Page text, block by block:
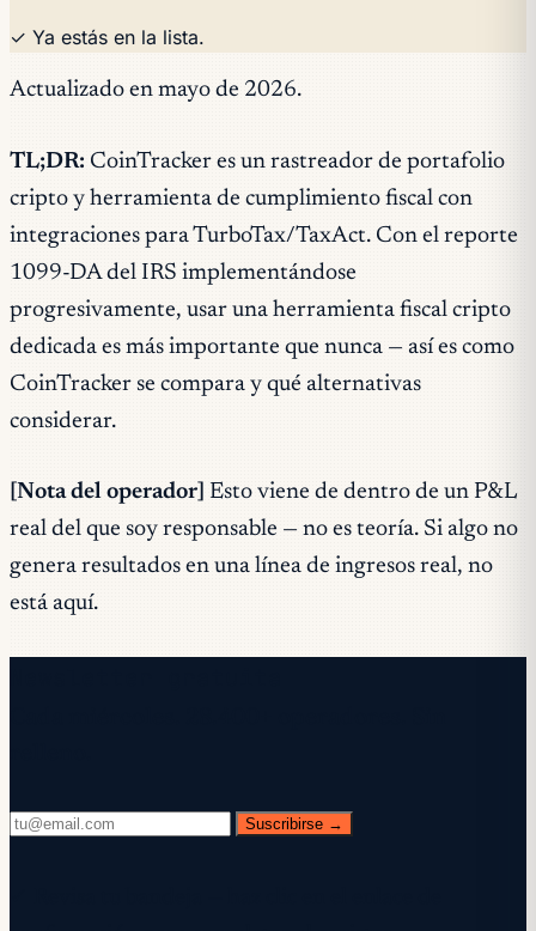
✓ Ya estás en la lista.
Actualizado en mayo de 2026.
TL;DR: CoinTracker es un rastreador de portafolio
cripto y herramienta de cumplimiento fiscal con
integraciones para TurboTax/TaxAct. Con el reporte
1099-DA del IRS implementándose
progresivamente, usar una herramienta fiscal cripto
dedicada es más importante que nunca — así es como
CoinTracker se compara y qué alternativas
considerar.
[Nota del operador] Esto viene de dentro de un P&L
real del que soy responsable — no es teoría. Si algo no
genera resultados en una línea de ingresos real, no
está aquí.
Suscribirse →